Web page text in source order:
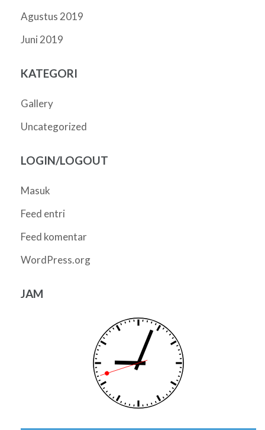
Agustus 2019
Juni 2019
KATEGORI
Gallery
Uncategorized
LOGIN/LOGOUT
Masuk
Feed entri
Feed komentar
WordPress.org
JAM